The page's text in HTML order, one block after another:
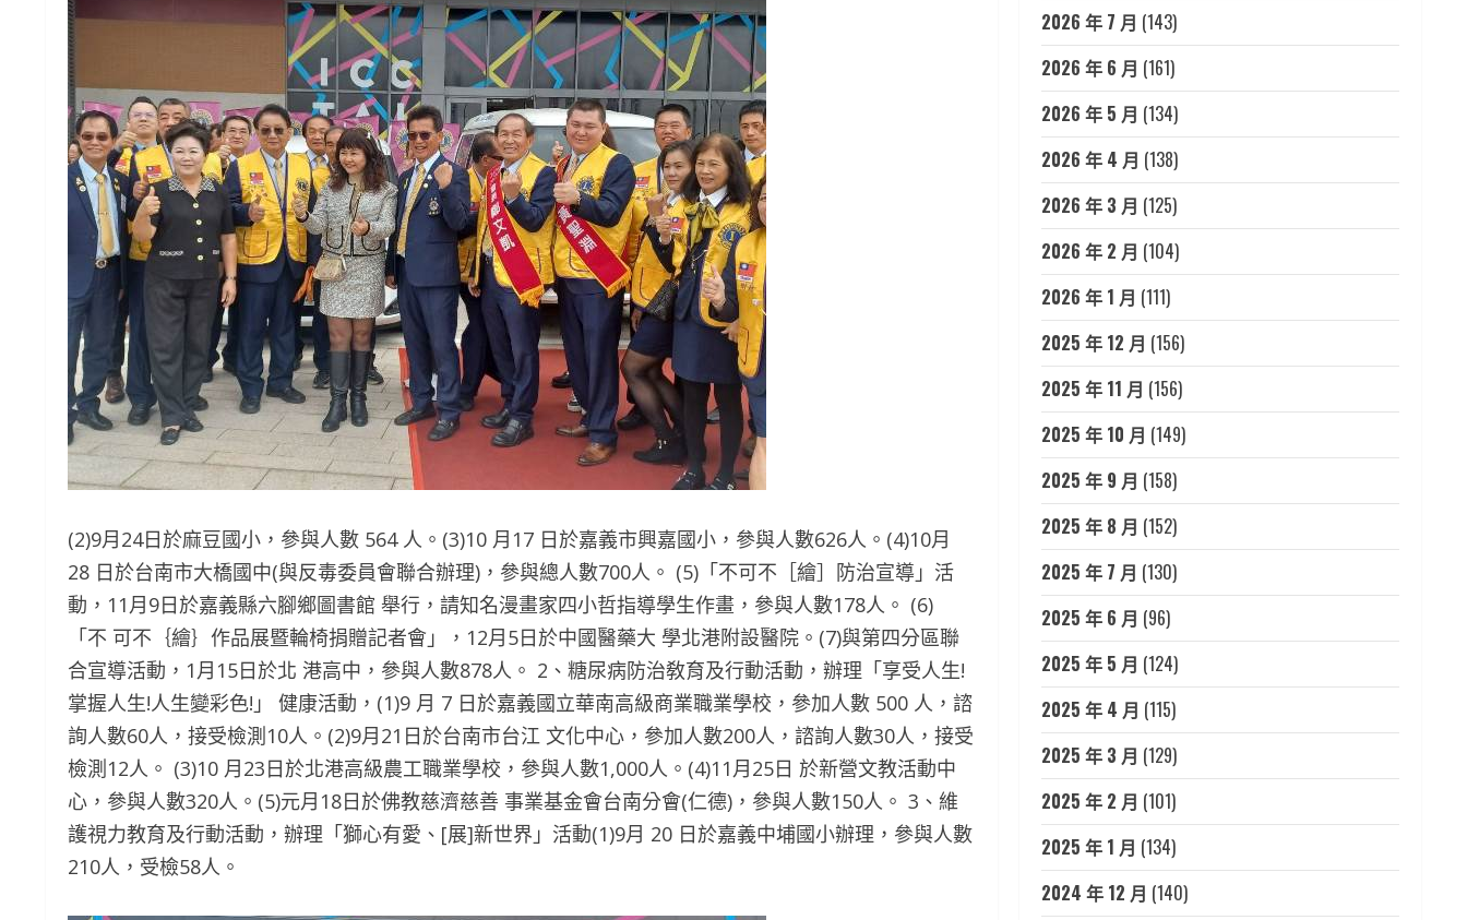
(2)9月24日於麻豆國小，參與人數 564 人。(3)10 月17 日於嘉義市興嘉國小，參與人數626人。(4)10月
28 日於台南市大橋國中(與反毒委員會聯合辦理)，參與總人數700人。 (5)「不可不［繪］防治宣導」活
動，11月9日於嘉義縣六腳鄉圖書館 舉行，請知名漫畫家四小哲指導學生作畫，參與人數178人。 (6)
「不 可不｛繪｝作品展暨輪椅捐贈記者會」，12月5日於中國醫藥大 學北港附設醫院。(7)與第四分區聯
合宣導活動，1月15日於北 港高中，參與人數878人。 2、糖尿病防治敎育及行動活動，辦理「享受人生!
掌握人生!人生變彩色!」 健康活動，(1)9 月 7 日於嘉義國立華南高級商業職業學校，參加人數 500 人，諮
詢人數60人，接受檢測10人。(2)9月21日於台南市台江 文化中心，參加人數200人，諮詢人數30人，接受
檢測12人。 (3)10 月23日於北港高級農工職業學校，參與人數1,000人。(4)11月25日 於新營文教活動中
心，參與人數320人。(5)元月18日於佛教慈濟慈善 事業基金會台南分會(仁德)，參與人數150人。 3、維
護視力教育及行動活動，辦理「獅心有愛、[展]新世界」活動(1)9月 20 日於嘉義中埔國小辦理，參與人數
210人，受檢58人。
2026 年 7 月 (143)
2026 年 6 月 (161)
2026 年 5 月 (134)
2026 年 4 月 (138)
2026 年 3 月 (125)
2026 年 2 月 (104)
2026 年 1 月 (111)
2025 年 12 月 (156)
2025 年 11 月 (156)
2025 年 10 月 (149)
2025 年 9 月 (158)
2025 年 8 月 (152)
2025 年 7 月 (130)
2025 年 6 月 (96)
2025 年 5 月 (124)
2025 年 4 月 (115)
2025 年 3 月 (129)
2025 年 2 月 (101)
2025 年 1 月 (134)
2024 年 12 月 (140)